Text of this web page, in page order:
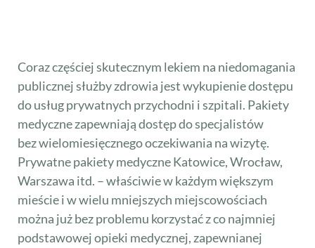
Coraz częściej skutecznym lekiem na niedomagania
publicznej służby zdrowia jest wykupienie dostępu
do usług prywatnych przychodni i szpitali. Pakiety
medyczne zapewniają dostęp do specjalistów
bez wielomiesięcznego oczekiwania na wizytę.
Prywatne pakiety medyczne Katowice, Wrocław,
Warszawa itd. – właściwie w każdym większym
mieście i w wielu mniejszych miejscowościach
można już bez problemu korzystać z co najmniej
podstawowej opieki medycznej, zapewnianej